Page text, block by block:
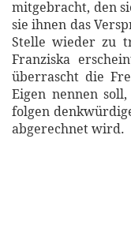
mitgebracht, den
sie ihnen das
Stelle wieder zu
Franziska
überrascht die
Eigen nennen
folgen
abgerechnet wird.